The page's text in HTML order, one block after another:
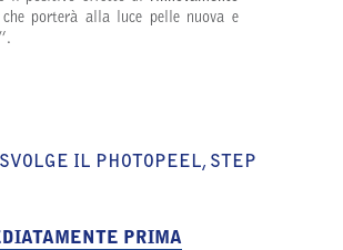
che porterà alla luce pelle nuova e
IL PHOTOPEEL, STEP
PRIMA